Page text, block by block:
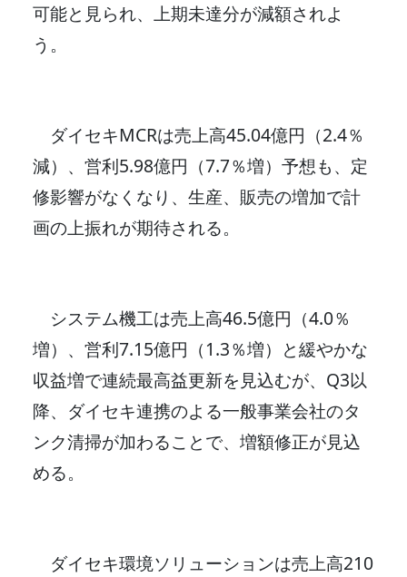
可能と見られ、上期未達分が減額されよ
う。
ダイセキMCRは売上高45.04億円（2.4％
減）、営利5.98億円（7.7％増）予想も、定
修影響がなくなり、生産、販売の増加で計
画の上振れが期待される。
システム機工は売上高46.5億円（4.0％
増）、営利7.15億円（1.3％増）と緩やかな
収益増で連続最高益更新を見込むが、Q3以
降、ダイセキ連携のよる一般事業会社のタ
ンク清掃が加わることで、増額修正が見込
める。
ダイセキ環境ソリューションは売上高210